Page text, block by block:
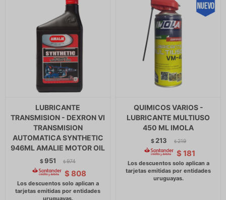
LUBRICANTE
TRANSMISION - DEXRON VI
TRANSMISION
AUTOMATICA SYNTHETIC
946ML AMALIE MOTOR OIL
$951 $ 974
$ 808
QUIMICOS VARIOS -
LUBRICANTE MULTIUSO
450 ML IMOLA
$ 213 $ 219
$ 181